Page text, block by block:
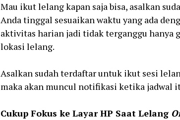
Mau ikut lelang kapan saja bisa, asalkan
Anda tinggal sesuaikan waktu yang ada
aktivitas harian jadi tidak terganggu hanya
lokasi lelang.
Asalkan sudah terdaftar untuk ikut sesi
maka akan muncul notifikasi ketika jadwal
Cukup Fokus ke Layar HP Saat Lelang